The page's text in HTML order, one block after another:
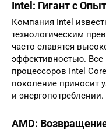
Intel: Гигант с
Компания Intel
технологическим
часто славятся
эффективностью. Все
процессоров Intel
поколение приносит
и энергопотреблении.
AMD: